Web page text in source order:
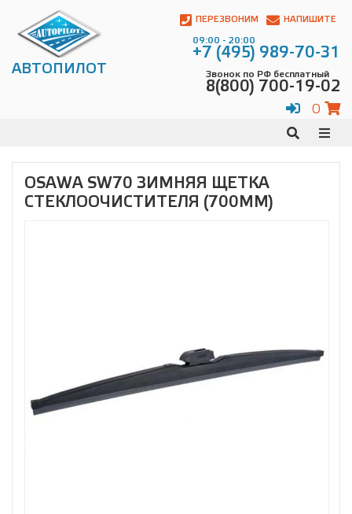
АВТОПИЛОТ
ПЕРЕЗВОНИМ НАПИШИТЕ
09:00 - 20:00
+7 (495) 989-70-31
Звонок по РФ бесплатный
8(800) 700-19-02
0
OSAWA SW70 ЗИМНЯЯ ЩЕТКА
СТЕКЛООЧИСТИТЕЛЯ (700ММ)
Контакты:
Адрес:
Чагинская
700-
Телефон:+7